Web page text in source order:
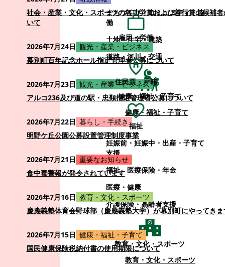
まちづくり・コミュニティ・協
働
土地・住宅・建築
道路・河川・交通
健康・福祉・子育て
健康・福祉・子育て
妊娠前・妊娠中・出産・子育て
支援
福祉
医療保険・年金
医療・健康
介護保険・高齢者支援
教育・文化・スポーツ
教育・文化・スポーツ
社会・産業・文化・スポーツの各功労賞および善行賞の候補
いて
2026年7月24日 観光・産業・ビジネス
幕別町百年記念ホール指定管理者公募について
2026年7月23日 観光・産業・ビジネス
アルコ236及び道の駅・忠類指定管理者公募について
2026年7月22日 暮らし・手続き
明野ケ丘公園公募設置管理制度事業
2026年7月21日 重要なお知らせ
食中毒警報が発令されています
2026年7月16日 教育・文化・スポーツ
慶應義塾体育会野球部（慶應義塾大学）が幕別町にやってき
2026年7月15日 健康・福祉・子育て
国民健康保険税納付書の使用期限について
雇用・労働
住民票・戸籍
福祉